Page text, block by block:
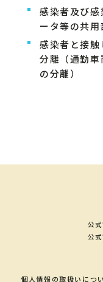
感染者及び
ータ等の共
感染者と接
分離（通勤
の分離）
個人情報の取扱いにつ
公
公